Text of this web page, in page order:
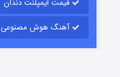
قیمت ایمپلنت دندان
آهنگ هوش مصنوعی